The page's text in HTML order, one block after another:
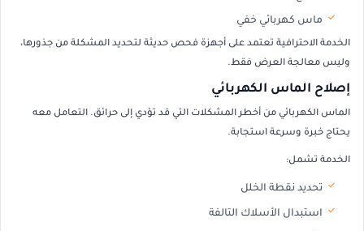
ماس كهربائي خفي
الخدمة الاحترافية تعتمد على أجهزة فحص حديثة لتحديد المشكلة من جذورها،
وليس معالجة العرض فقط.
إصلاح الماس الكهربائي
الماس الكهربائي من أخطر المشكلات التي قد تؤدي إلى حرائق. التعامل معه
يحتاج خبرة وسرعة استجابة.
الخدمة تشمل:
تحديد نقطة الخلل
استبدال الأسلاك التالفة